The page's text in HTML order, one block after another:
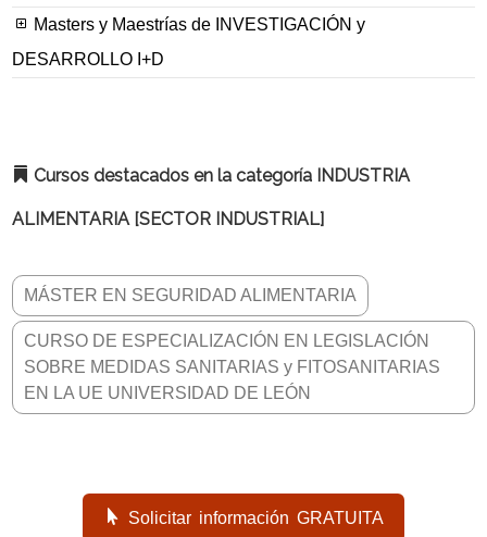
Masters y Maestrías de INVESTIGACIÓN y
DESARROLLO I+D
Cursos destacados en la categoría INDUSTRIA
ALIMENTARIA [SECTOR INDUSTRIAL]
MÁSTER EN SEGURIDAD ALIMENTARIA
CURSO DE ESPECIALIZACIÓN EN LEGISLACIÓN
SOBRE MEDIDAS SANITARIAS y FITOSANITARIAS
EN LA UE UNIVERSIDAD DE LEÓN
Solicitar información GRATUITA